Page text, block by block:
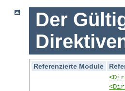
Der
Referenzierte Module